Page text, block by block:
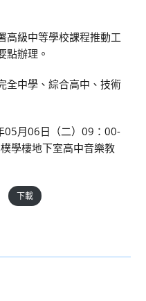
高級中等學校課程推動工
點辦理。
全中學、綜合高中、技術
05月06日（二）09：00-
學樓地下室高中音樂教
下載